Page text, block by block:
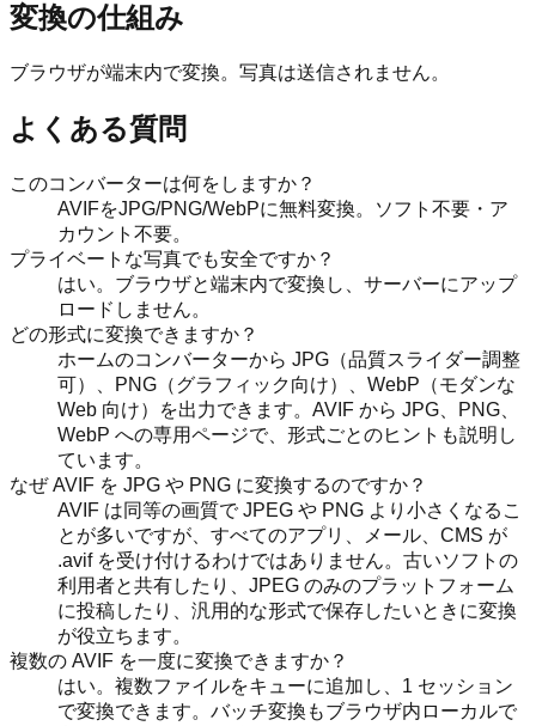
変換の仕組み
ブラウザが端末内で変換。写真は送信されません。
よくある質問
このコンバーターは何をしますか？
AVIFをJPG/PNG/WebPに無料変換。ソフト不要・ア
カウント不要。
プライベートな写真でも安全ですか？
はい。ブラウザと端末内で変換し、サーバーにアップ
ロードしません。
どの形式に変換できますか？
ホームのコンバーターから JPG（品質スライダー調整
可）、PNG（グラフィック向け）、WebP（モダンな
Web 向け）を出力できます。AVIF から JPG、PNG、
WebP への専用ページで、形式ごとのヒントも説明し
ています。
なぜ AVIF を JPG や PNG に変換するのですか？
AVIF は同等の画質で JPEG や PNG より小さくなるこ
とが多いですが、すべてのアプリ、メール、CMS が
.avif を受け付けるわけではありません。古いソフトの
利用者と共有したり、JPEG のみのプラットフォーム
に投稿したり、汎用的な形式で保存したいときに変換
が役立ちます。
複数の AVIF を一度に変換できますか？
はい。複数ファイルをキューに追加し、1 セッション
で変換できます。バッチ変換もブラウザ内ローカルで